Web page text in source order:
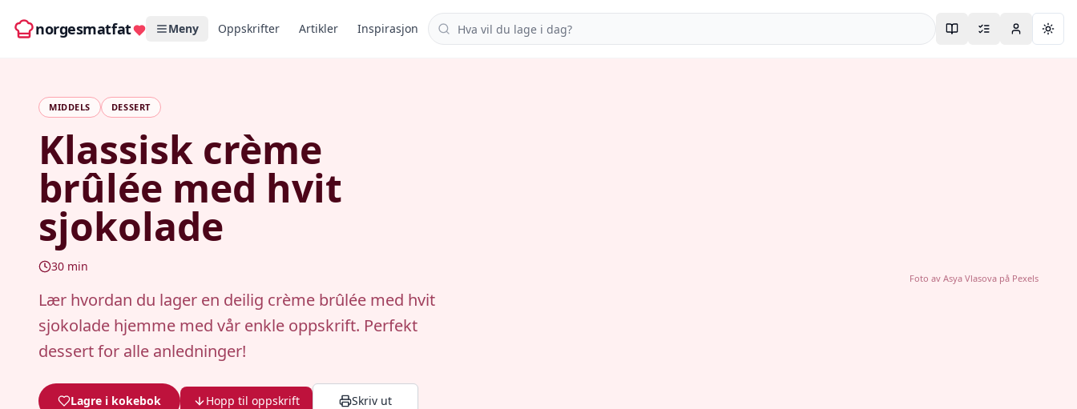
norgesmatfat Meny Oppskrifter Artikler Inspirasjon Søk i oppskrifter
MIDDELS DESSERT
Klassisk crème
brûlée med hvit
sjokolade
30 min
Lær hvordan du lager en deilig crème brûlée med hvit
sjokolade hjemme med vår enkle oppskrift. Perfekt
dessert for alle anledninger!
Lagre i kokebok Hopp til oppskrift Skriv ut
Foto av Asya Vlasovapå Pexels